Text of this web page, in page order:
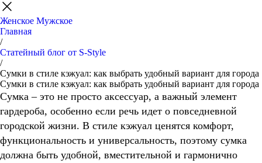
Женское Мужское
Главная
/
Статейный блог от S-Style
/
Сумки в стиле кэжуал: как выбрать удобный вариант для города
Сумки в стиле кэжуал: как выбрать удобный вариант для города
Сумка – это не просто аксессуар, а важный элемент
гардероба, особенно если речь идет о повседневной
городской жизни. В стиле кэжуал ценятся комфорт,
функциональность и универсальность, поэтому сумка
должна быть удобной, вместительной и гармонично